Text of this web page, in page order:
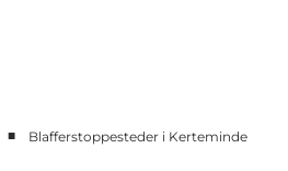
■ Blafferstoppesteder i Kerteminde